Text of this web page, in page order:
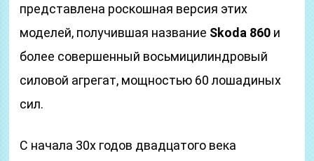
представлена роскошная версия этих
моделей, получившая название Skoda 860 и
более совершенный восьмицилиндровый
силовой агрегат, мощностью 60 лошадиных
сил.
С начала 30х годов двадцатого века